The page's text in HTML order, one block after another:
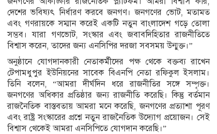
দেশের ভবিষ্যৎ নির্ধারণ করবে জনগণ। জনগণের ভোট, মতামত
এবং গণরায়কে সম্মান করেই একটি নতুন বাংলাদেশ গড়ে তোলা
সম্ভব। যারা গণভোট, সংস্কার এবং জবাবদিহিতার রাজনীতিতে
বিশ্বাস করেন, তাদের জন্য এনসিপির দরজা সবসময় উন্মুক্ত।”
অনুষ্ঠানে যোগদানকারী নেতাকর্মীদের পক্ষ থেকে বক্তব্য রাখেন
টেপামধুপুর ইউনিয়নের সাবেক বিএনপি নেতা রফিকুল ইসলাম।
তিনি বলেন, “আমরা দীর্ঘদিন ধরে রাজনীতির সঙ্গে সম্পৃক্ত।
জনগণের অধিকার প্রতিষ্ঠার জন্য রাজনীতি করেছি। কিন্তু বর্তমান
রাজনৈতিক বাস্তবতায় আমরা মনে করেছি, জনগণের প্রত্যাশা পূরণ
এবং রাষ্ট্র সংস্কারের প্রশ্নে নতুন রাজনৈতিক উদ্যোগ প্রয়োজন। সেই
বিশ্বাস থেকেই আমরা এনসিপিতে যোগদান করেছি।”